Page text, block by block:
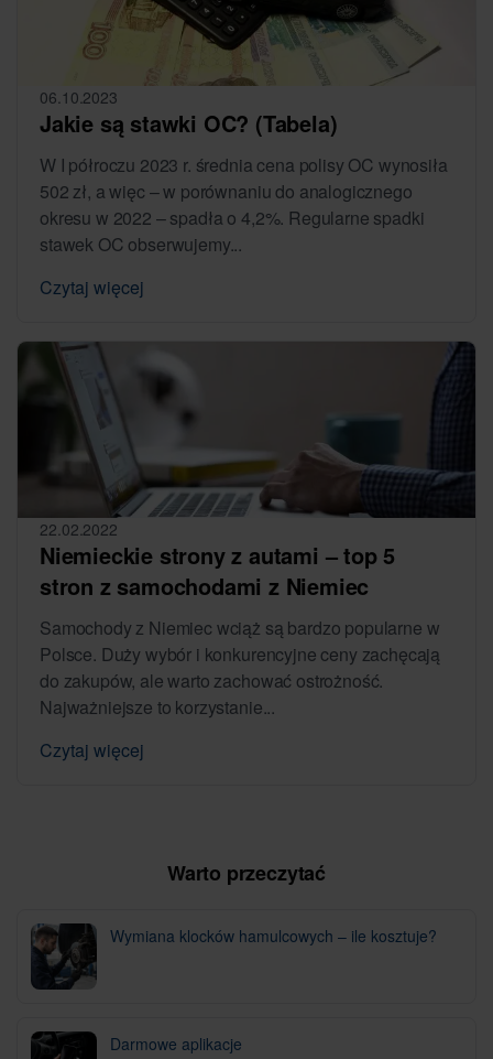
06.10.2023
Jakie są stawki OC? (Tabela)
W I półroczu 2023 r. średnia cena polisy OC wynosiła
502 zł, a więc – w porównaniu do analogicznego
okresu w 2022 – spadła o 4,2%. Regularne spadki
stawek OC obserwujemy...
Czytaj więcej
22.02.2022
Niemieckie strony z autami – top 5
stron z samochodami z Niemiec
Samochody z Niemiec wciąż są bardzo popularne w
Polsce. Duży wybór i konkurencyjne ceny zachęcają
do zakupów, ale warto zachować ostrożność.
Najważniejsze to korzystanie...
Czytaj więcej
Warto przeczytać
Wymiana klocków hamulcowych – ile kosztuje?
Darmowe aplikacje